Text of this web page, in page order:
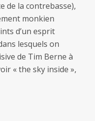
de la contrebasse),
monkien
d’un esprit
lesquels on
de Tim Berne à
« the sky inside »,